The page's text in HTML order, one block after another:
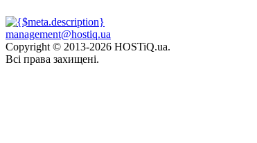
management@hostiq.ua
Copyright © 2013-2026 HOSTiQ.ua.
Всі права захищені.